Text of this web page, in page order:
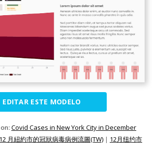
EDITAR ESTE MODELO
Covid Cases in New York City in December
12 月紐約市的冠狀病毒病例流圖(TW) | 12月纽约市